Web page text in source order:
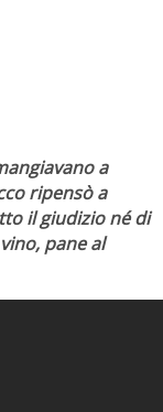
a
ripensò a
il giudizio né di
pane al